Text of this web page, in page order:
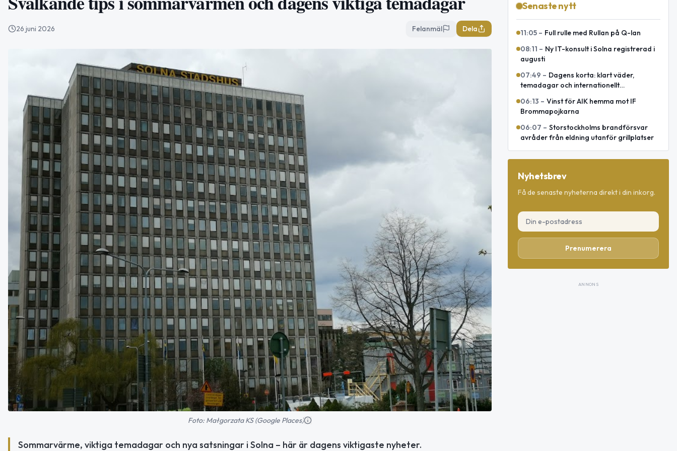
26 juni 2026 Felanmäl Dela
Foto: Małgorzata KS (Google Places)
Sommarvärme, viktiga temadagar och nya satsningar i Solna – här är dagens viktigaste nyheter.
Senaste nytt
11:05 – Full rulle med Rullan på Q-lan
08:11 – Ny IT-konsult i Solna registrerad i
augusti
07:49 – Dagens korta: klart väder,
temadagar och internationellt
06:13 – Vinst för AIK hemma mot IF
Brommapojkarna
06:07 – Storstockholms brandförsvar
avråder från eldning utanför grillplatser
Nyhetsbrev
Få de senaste nyheterna direkt i din inkorg.
Prenumerera
ANNONS